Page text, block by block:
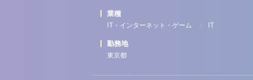
業種
IT・インターネット・ゲーム IT
勤務地
東京都